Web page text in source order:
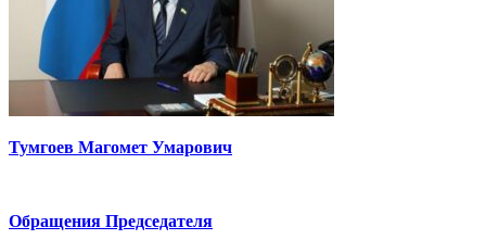
Тумгоев Магомет Умарович
Обращения Председателя